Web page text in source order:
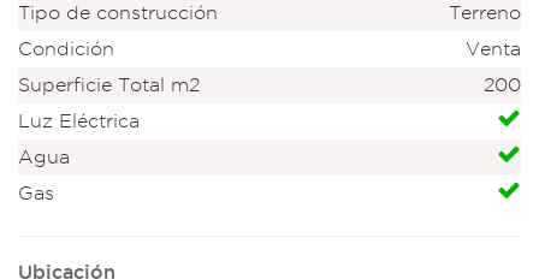
Tipo de construcción
Terreno
Condición
Venta
Superficie Total m2
200
Luz Eléctrica
Agua
Gas
Ubicación